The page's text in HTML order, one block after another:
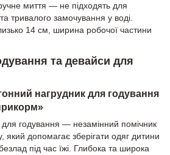
миття — не підходять для
тривалого замочування у воді.
14 см, ширина робочої частини
та девайси для
нагрудник для годування
для годування — незамінний помічник
який допомагає зберігати одяг дитини
під час їжі. Глибока та широка